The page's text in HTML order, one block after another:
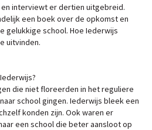
interviewt er dertien uitgebreid.
een boek over de opkomst en
gelukkige school. Hoe Iederwijs
uitvinden.
die niet floreerden in het reguliere
school gingen. Iederwijs bleek een
konden zijn. Ook waren er
een school die beter aansloot op